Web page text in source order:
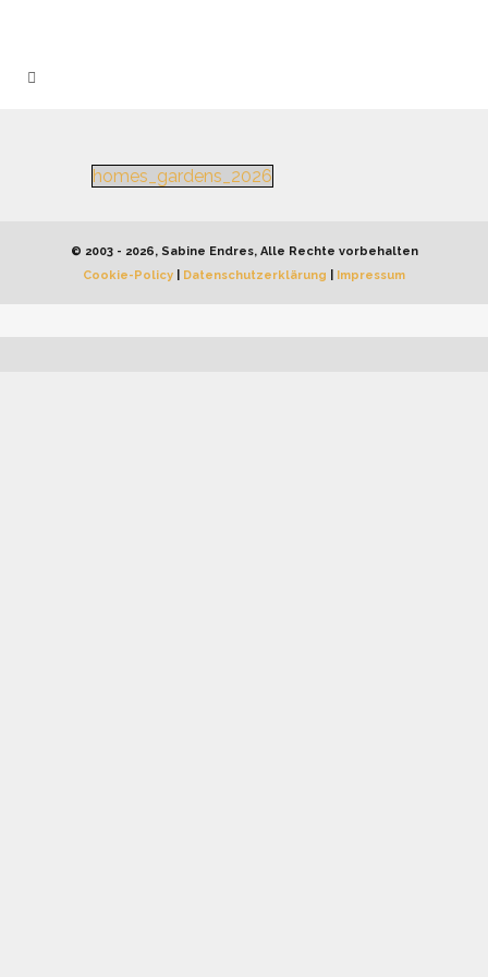
homes_gardens_2026
© 2003 - 2026, Sabine Endres, Alle Rechte vorbehalten
Cookie-Policy
Datenschutzerklärung Impressum